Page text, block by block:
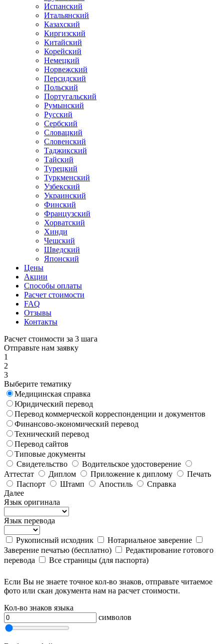
Испанский
Итальянский
Казахский
Киргизский
Китайский
Корейский
Немецкий
Норвежский
Персидский
Польский
Португальский
Румынский
Русский
Сербский
Словацкий
Словенский
Таджикский
Тайский
Турецкий
Туркменский
Узбекский
Украинский
Финский
Французский
Хорватский
Хинди
Чешский
Шведский
Японский
Цены
Акции
Способы оплаты
Расчет стоимости
FAQ
Отзывы
Контакты
Расчет стоимости за 3 шага
Отправьте нам заявку
1
2
3
Выберите тематику
Медицинская справка
Юридический перевод
Перевод коммерческой корреспонденции и документов
Финансово-экономический перевод
Технический перевод
Перевод сайтов
Типовые документы
Свидетельство
Водительское удостоверение
Аттестат
Диплом Приложение к диплому
Печать
Паспорт
Штамп Апостиль
Справка
Далее
Язык оригинала
Язык перевода
Рукописный исходник
Нотариальное заверение
Заверение печатью (бесплатно)
Редактирование готового
перевода
Все страницы (для паспорта)
Если Вы не знаете точное кол-во знаков, отправьте читаемое
фото или скан документа нам на расчет стоимости.
Кол-во знаков языка
символов